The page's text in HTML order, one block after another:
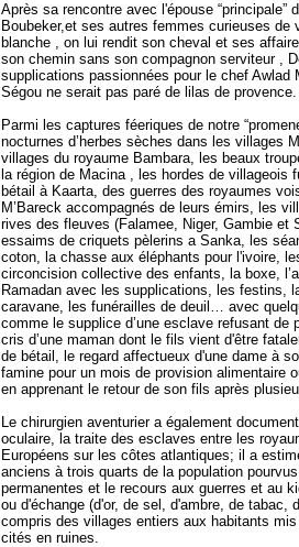
Après sa rencontre avec l'épouse “principale”
Boubeker,et ses autres femmes curieuses de
blanche , on lui rendit son cheval et ses
son chemin sans son compagnon serviteur ,
supplications passionnées pour le chef Awlad
Ségou ne serait pas paré de lilas de provence.
Parmi les captures féeriques de notre
nocturnes d’herbes sèches dans les villages
villages du royaume Bambara, les beaux
la région de Macina , les hordes de villageois
bétail à Kaarta, des guerres des royaumes
M’Bareck accompagnés de leurs émirs, les
rives des fleuves (Falamee, Niger, Gambie et
essaims de criquets pèlerins a Sanka, les
coton, la chasse aux éléphants pour l'ivoire,
circoncision collective des enfants, la boxe,
Ramadan avec les supplications, les festins,
caravane, les funérailles de deuil… avec
comme le supplice d’une esclave refusant de
cris d’une maman dont le fils vient d'être
de bétail, le regard affectueux d'une dame à
famine pour un mois de provision alimentaire
en apprenant le retour de son fils après
Le chirurgien aventurier a également
oculaire, la traite des esclaves entre les
Européens sur les côtes atlantiques; il a
anciens à trois quarts de la population
permanentes et le recours aux guerres et au
ou d'échange (d'or, de sel, d'ambre, de tabac,
compris des villages entiers aux habitants
cités en ruines.